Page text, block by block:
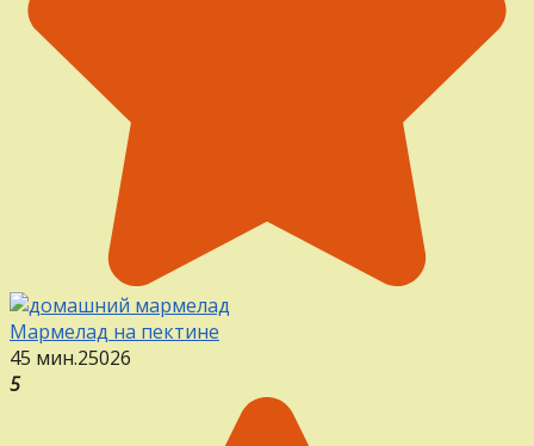
Мармелад на пектине
45 мин.25026
5